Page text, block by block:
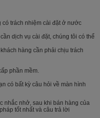
trách nhiệm cài đặt ở nước
dịch vụ cài đặt, chúng tôi có thể
hàng cần phải chịu trách
phần mềm.
có bất kỳ câu hỏi về màn hình
nhắc nhở, sau khi bán hàng của
tốt nhất và câu trả lời